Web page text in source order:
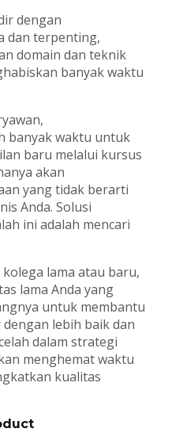
dengan
dan terpenting,
domain dan teknik
banyak waktu
banyak waktu untuk
baru melalui kursus
akan
yang tidak berarti
Anda. Solusi
ini adalah mencari
lama atau baru,
lama Anda yang
untuk membantu
lebih baik dan
dalam strategi
menghemat waktu
kualitas